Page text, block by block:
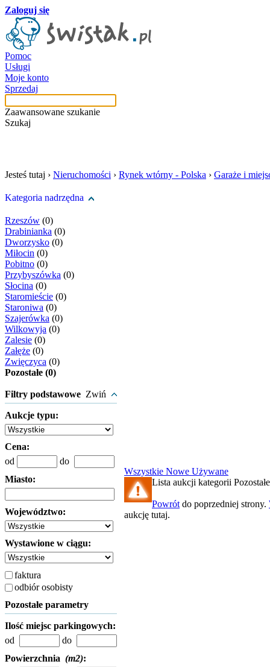
Zaloguj się
Pomoc
Usługi
Moje konto
Sprzedaj
Zaawansowane szukanie
Szukaj
Jesteś tutaj › Nieruchomości › Rynek wtórny - Polska › Garaże i
Kategoria nadrzędna
Rzeszów (0)
Drabinianka (0)
Dworzysko (0)
Miłocin (0)
Pobitno (0)
Przybyszówka (0)
Słocina (0)
Staromieście (0)
Staroniwa (0)
Szajerówka (0)
Wilkowyja (0)
Zalesie (0)
Załęże (0)
Zwięczyca (0)
Pozostałe (0)
Filtry podstawowe Zwiń
Aukcje typu:
Cena:
od
do
Miasto:
Województwo:
Wystawione w ciągu:
faktura
odbiór osobisty
Pozostałe parametry
Ilość miejsc parkingowych:
od
do
Powierzchnia (m2):
Wszystkie Nowe Używane
Lista aukcji kategorii
Powrót do poprzedniej strony.
aukcję tutaj.